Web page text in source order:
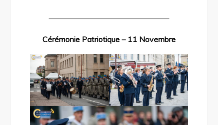
———————————————–
Cérémonie Patriotique – 11 Novembre